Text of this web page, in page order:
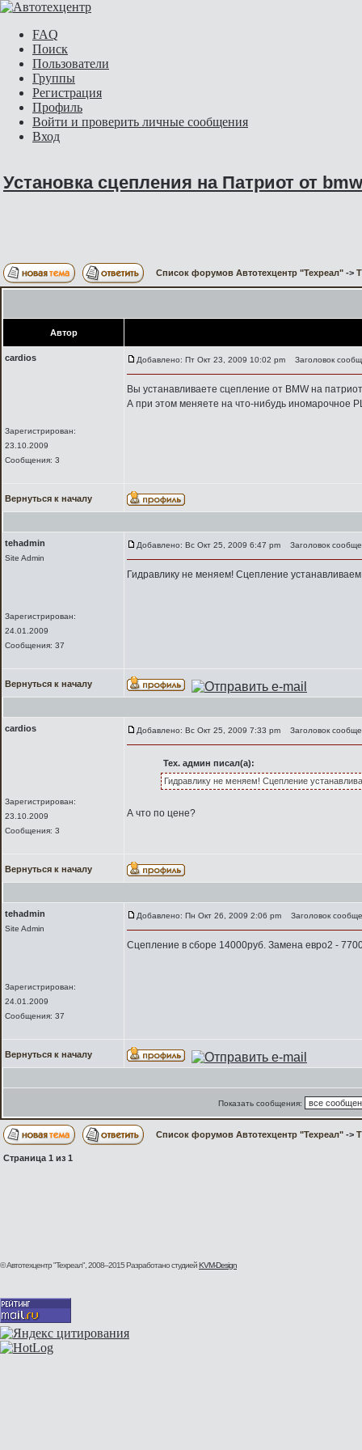
FAQ
Поиск
Пользователи
Группы
Регистрация
Профиль
Войти и проверить личные сообщения
Вход
Установка сцепления на Патриот от bmw
Список форумов Автотехцентр "Техреал" ->
Автор
cardios
Зарегистрирован:
23.10.2009
Сообщения: 3
Добавлено: Пт Окт 23, 2009 10:02 pm Заголовок
Вы устанавливаете сцепление от BMW на
А при этом меняете на что-нибудь иномарочное
Вернуться к началу
tehadmin
Site Admin
Зарегистрирован:
24.01.2009
Сообщения: 37
Добавлено: Вс Окт 25, 2009 6:47 pm Заголовок
Гидравлику не меняем! Сцепление
Вернуться к началу
cardios
Зарегистрирован:
23.10.2009
Сообщения: 3
Добавлено: Вс Окт 25, 2009 7:33 pm Заголовок
Тех. админ писал(а):
Гидравлику не меняем! Сцепление
А что по цене?
Вернуться к началу
tehadmin
Site Admin
Зарегистрирован:
24.01.2009
Сообщения: 37
Добавлено: Пн Окт 26, 2009 2:06 pm Заголовок
Сцепление в сборе 14000руб. Замена евро2 -
Вернуться к началу
Показать сообщения:
Список форумов Автотехцентр "Техреал" ->
Страница 1 из 1
© Автотехцентр "Техреал", 2008–2015Разработано студиейKVM-Design